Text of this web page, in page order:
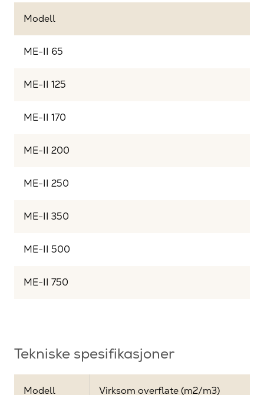
Modell
ME-II 65
ME-II 125
ME-II 170
ME-II 200
ME-II 250
ME-II 350
ME-II 500
ME-II 750
Tekniske spesifikasjoner
Modell Virksom overflate (m2/m3)